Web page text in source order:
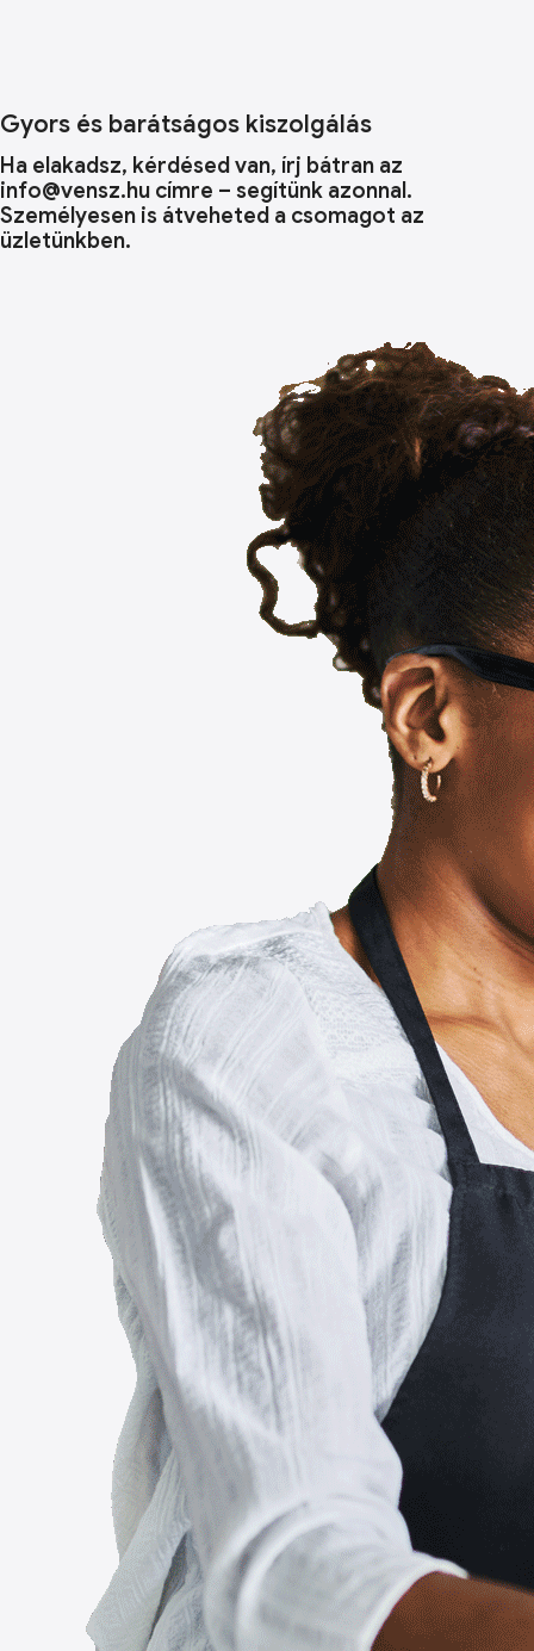
Gyors és barátságos kiszolgálás
Ha elakadsz, kérdésed van, írj bátran az
info@vensz.hu címre – segítünk azonnal.
Személyesen is átveheted a csomagot az
üzletünkben.